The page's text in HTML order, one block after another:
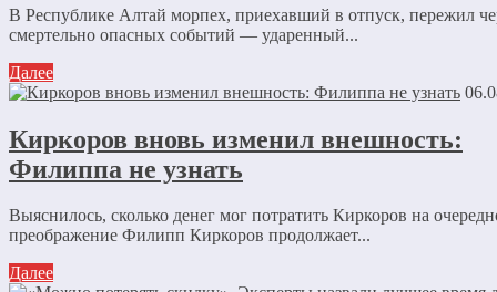
В Республике Алтай морпех, приехавший в отпуск, пережил
смертельно опасных событий — ударенный...
Далее
Киркоров вновь изменил внешность:
Филиппа не узнать
Выяснилось, сколько денег мог потратить Киркоров на
преображение Филипп Киркоров продолжает...
Далее